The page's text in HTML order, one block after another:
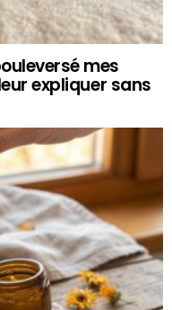
mes
expliquer sans